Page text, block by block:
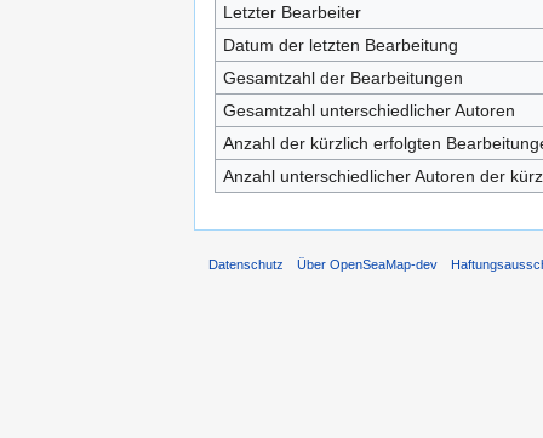
Letzter Bearbeiter
Datum der letzten Bearbeitung
Gesamtzahl der Bearbeitungen
Gesamtzahl unterschiedlicher Autoren
Anzahl der kürzlich erfolgten
Anzahl unterschiedlicher Autoren der
Datenschutz Über OpenSeaMap-dev